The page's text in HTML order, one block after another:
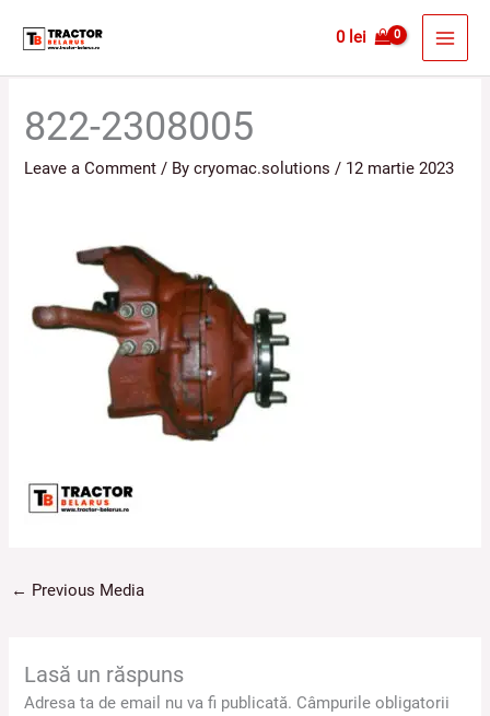
content
0 lei
822-2308005
Leave a Comment / Bycryomac.solutions/ 12 martie 2023
← Previous Media
Lasă un răspuns
Adresa ta de email nu va fi publicată. Câmpurile obligatorii